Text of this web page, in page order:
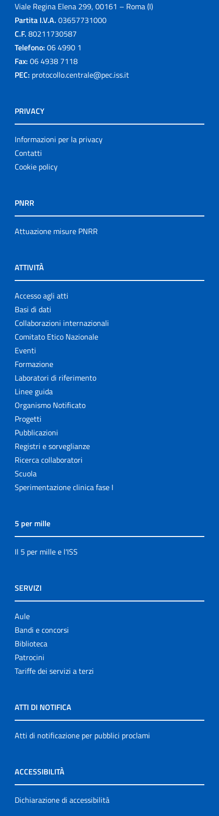
Viale Regina Elena 299, 00161 – Roma (I)
Partita I.V.A. 03657731000
C.F. 80211730587
Telefono: 06 4990 1
Fax: 06 4938 7118
PEC: protocollo.centrale@pec.iss.it
PRIVACY
Informazioni per la privacy
Contatti
Cookie policy
PNRR
Attuazione misure PNRR
ATTIVITÀ
Accesso agli atti
Basi di dati
Collaborazioni internazionali
Comitato Etico Nazionale
Eventi
Formazione
Laboratori di riferimento
Linee guida
Organismo Notificato
Progetti
Pubblicazioni
Registri e sorveglianze
Ricerca collaboratori
Scuola
Sperimentazione clinica fase I
5 per mille
Il 5 per mille e l'ISS
SERVIZI
Aule
Bandi e concorsi
Biblioteca
Patrocini
Tariffe dei servizi a terzi
ATTI DI NOTIFICA
Atti di notificazione per pubblici proclami
ACCESSIBILITÀ
Dichiarazione di accessibilità